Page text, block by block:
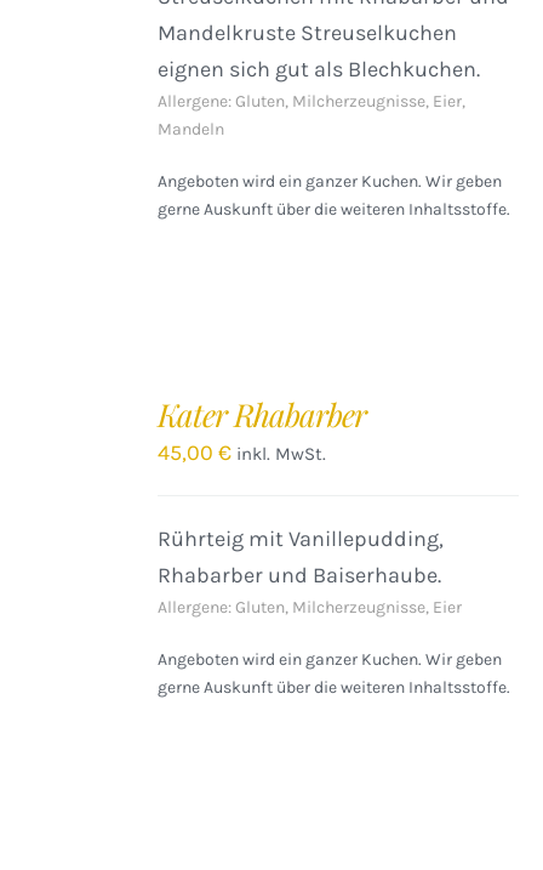
Mandelkruste Streuselkuchen
eignen sich gut als Blechkuchen.
Allergene: Gluten, Milcherzeugnisse, Eier,
Mandeln
Angeboten wird ein ganzer Kuchen. Wir geben
gerne Auskunft über die weiteren Inhaltsstoffe.
Kater Rhabarber
45,00€ inkl. MwSt.
Rührteig mit Vanillepudding,
Rhabarber und Baiserhaube.
Allergene: Gluten, Milcherzeugnisse, Eier
Angeboten wird ein ganzer Kuchen. Wir geben
gerne Auskunft über die weiteren Inhaltsstoffe.